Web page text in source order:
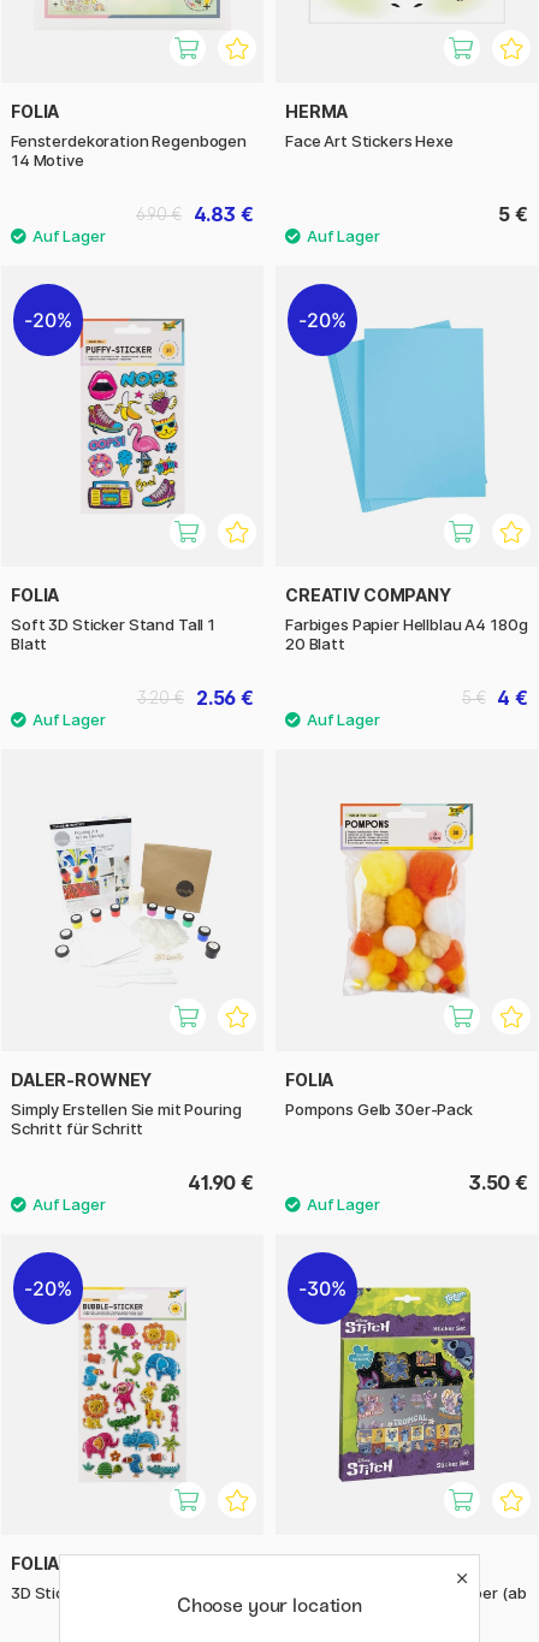
FOLIA
Fensterdekoration Regenbogen
14 Motive
4.83 €
6.90 €
HERMA
Face Art Stickers Hexe
5 €
20%
FOLIA
Soft 3D Sticker Stand Tall 1
Blatt
2.56 €
3.20 €
20%
CREATIV COMPANY
Farbiges Papier Hellblau A4 180g
20 Blatt
4 €
5 €
DALER-ROWNEY
Simply Erstellen Sie mit Pouring
Schritt für Schritt
41.90 €
FOLIA
Pompons Gelb 30er-Pack
3.50 €
20%
FOLIA
3D Sticker Safari 1 Blatt
30%
Stitch Sticker-Set Aufkleber (ab
3 Jahren)
Choose your location